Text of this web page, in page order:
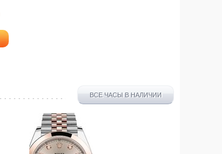
ВСЕ ЧАСЫ В НАЛИЧИИ